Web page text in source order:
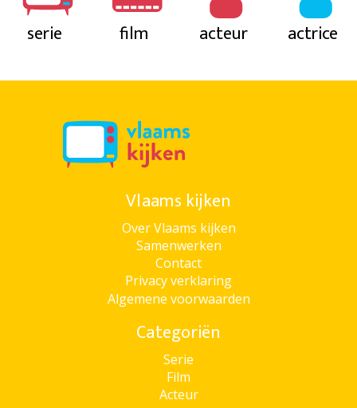
serie film acteur actrice
Vlaams kijken
Over Vlaams kijken
Samenwerken
Contact
Privacy verklaring
Algemene voorwaarden
Categoriën
Serie
Film
Acteur